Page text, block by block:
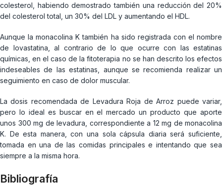
colesterol, habiendo demostrado también una reducción del 20%
del colesterol total, un 30% del LDL y aumentando el HDL.
Aunque la monacolina K también ha sido registrada con el nombre
de lovastatina, al contrario de lo que ocurre con las estatinas
químicas, en el caso de la fitoterapia no se han descrito los efectos
indeseables de las estatinas, aunque se recomienda realizar un
seguimiento en caso de dolor muscular.
La dosis recomendada de Levadura Roja de Arroz puede variar,
pero lo ideal es buscar en el mercado un producto que aporte
unos 300 mg de levadura, correspondiente a 12 mg de monacolina
K. De esta manera, con una sola cápsula diaria será suficiente,
tomada en una de las comidas principales e intentando que sea
siempre a la misma hora.
Bibliografía